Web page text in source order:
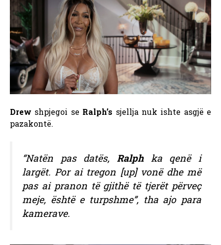
Drew shpjegoi se Ralph’s sjellja nuk ishte asgjë e
pazakontë.
“Natën pas datës, Ralphka qenë i
largët. Por ai tregon [up] vonë dhe më
pas ai pranon të gjithë të tjerët përveç
meje, është e turpshme”, tha ajo para
kamerave.